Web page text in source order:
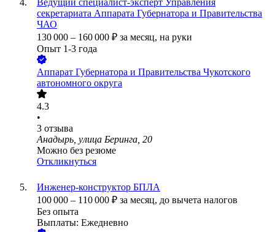
Ведущий специалист-эксперт Управления
секретариата Аппарата Губернатора и Правительства
ЧАО
130 000 – 160 000 ₽ за месяц, на руки
Опыт 1-3 года
Аппарат Губернатора и Правительства Чукотского
автономного округа
4.3
•
3 отзыва
Анадырь, улица Беринга, 20
Можно без резюме
Откликнуться
Инженер-конструктор БПЛА
100 000 – 110 000 ₽ за месяц, до вычета налогов
Без опыта
Выплаты: Ежедневно